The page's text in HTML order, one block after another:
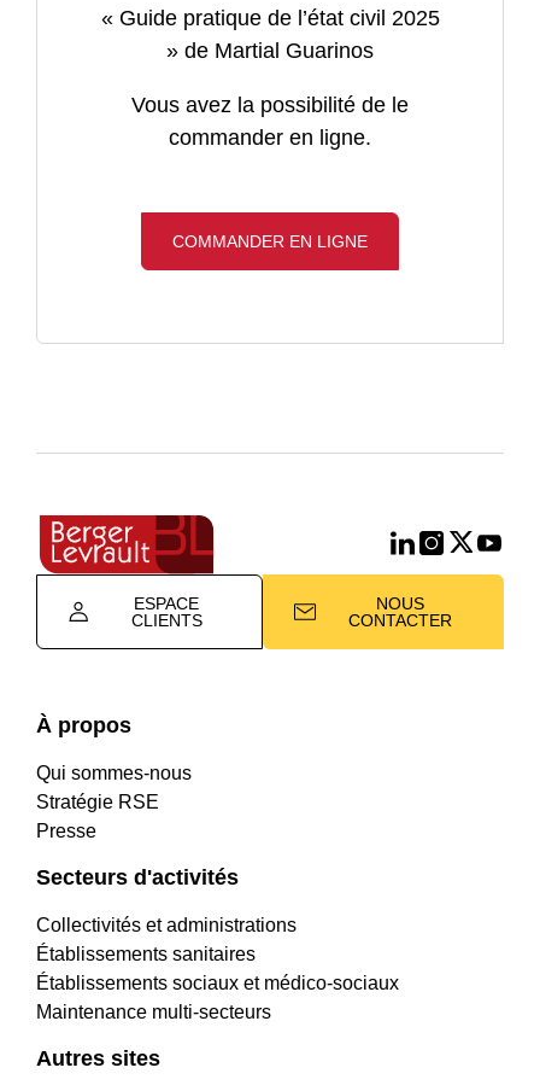
« Guide pratique de l’état civil 2025
» de Martial Guarinos
Vous avez la possibilité de le
commander en ligne.
COMMANDER EN LIGNE
ESPACE
CLIENTS
NOUS
CONTACTER
À propos
Qui sommes-nous
Stratégie RSE
Presse
Secteurs d'activités
Collectivités et administrations
Établissements sanitaires
Établissements sociaux et médico-sociaux
Maintenance multi-secteurs
Autres sites